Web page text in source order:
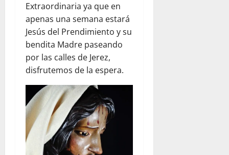
Extraordinaria ya que en
apenas una semana estará
Jesús del Prendimiento y su
bendita Madre paseando
por las calles de Jerez,
disfrutemos de la espera.